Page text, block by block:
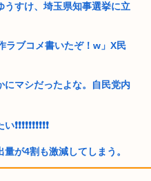
うすけ、埼玉県知事選挙に立
ラブコメ書いたぞ！w」X民
にマシだったよな。自民党内
が4割も激減してしまう。